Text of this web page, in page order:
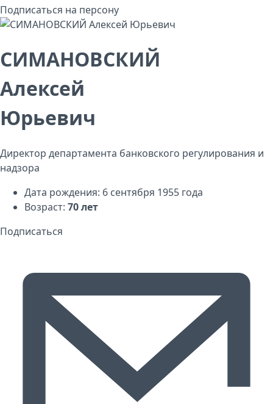
Подписаться на персону
СИМАНОВСКИЙ
Алексей
Юрьевич
Директор департамента банковского регулирования и
надзора
Дата рождения: 6 сентября 1955 года
Возраст: 70 лет
Подписаться